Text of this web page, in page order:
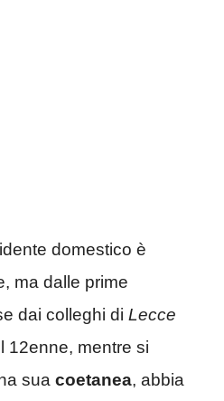
domestico è
ma dalle prime
dai colleghi di Lecce
12enne, mentre si
sua coetanea, abbia